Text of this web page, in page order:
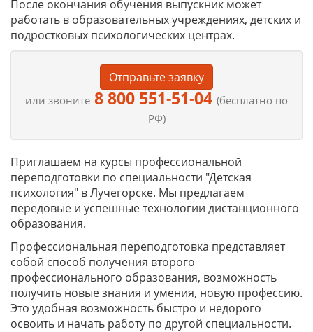
После окончания обучения выпускник может
работать в образовательных учреждениях, детских и
подростковых психологических центрах.
Отправьте заявку
или звоните 8 800 551-51-04 (бесплатно по
РФ)
Приглашаем на курсы профессиональной
переподготовки по специальности "Детская
психология" в Лучегорске. Мы предлагаем
передовые и успешные технологии дистанционного
образования.
Профессиональная переподготовка представляет
собой способ получения второго
профессионального образования, возможность
получить новые знания и умения, новую профессию.
Это удобная возможность быстро и недорого
освоить и начать работу по другой специальности.